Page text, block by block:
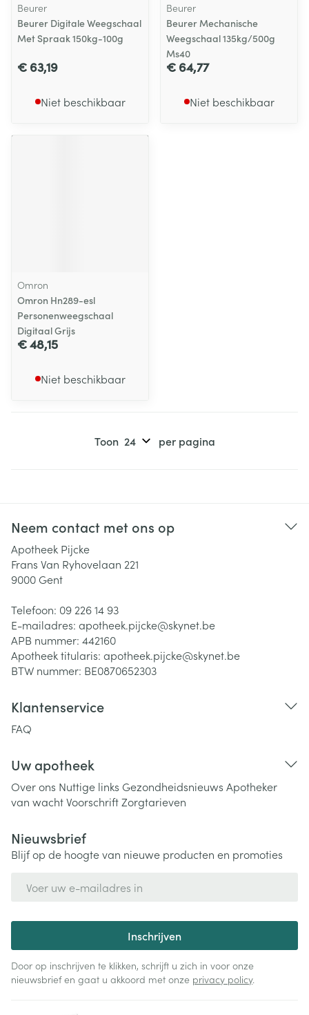
Beurer
Beurer Digitale Weegschaal
Met Spraak 150kg-100g
€ 63,19
Niet beschikbaar
Beurer
Beurer Mechanische
Weegschaal 135kg/500g
Ms40
€ 64,77
Niet beschikbaar
Omron
Omron Hn289-esl
Personenweegschaal
Digitaal Grijs
€ 48,15
Niet beschikbaar
Toon per pagina
Neem contact met ons op
Apotheek Pijcke
Frans Van Ryhovelaan 221
9000 Gent
Telefoon: 09 226 14 93
E-mailadres: apotheek.pijcke@skynet.be
APB nummer: 442160
Apotheek titularis: apotheek.pijcke@skynet.be
BTW nummer: BE0870652303
Klantenservice
FAQ
Uw apotheek
Over ons Nuttige links Gezondheidsnieuws Apotheker
van wachtVoorschriftZorgtarieven
Nieuwsbrief
Blijf op de hoogte van nieuwe producten en promoties
Inschrijven
Door op inschrijven te klikken, schrijft u zich in voor onze
nieuwsbrief en gaat u akkoord met onze privacy policy.